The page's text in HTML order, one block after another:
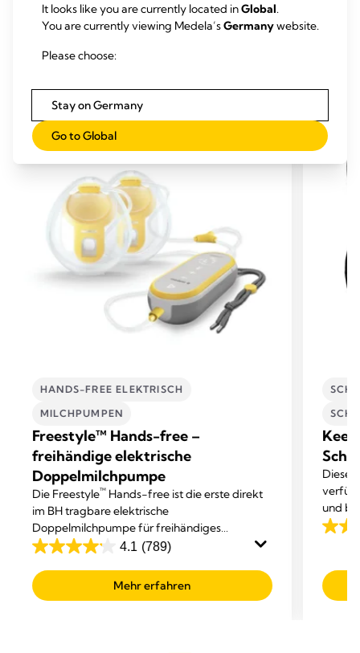
ÄHNLICHE PRODUKTE
HANDS-FREE ELEKTRISCH
MILCHPUMPEN
Freestyle™ Hands-free –
freihändige elektrische
Doppelmilchpumpe
Die Freestyle™ Hands-free ist die erste direkt
im BH tragbare elektrische
Doppelmilchpumpe für freihändiges
Abpumpen von Medela.
4.1 (789)
4.1
von
5
Mehr erfahren
Dieser
und
4.2
5
It looks like you are currently located inGlobal.
You are currently viewing Medela’sGermanywebsite.
Please choose:
Stay on Germany
Go to Global